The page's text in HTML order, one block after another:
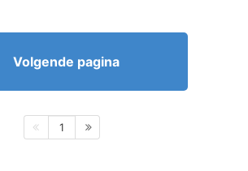
Volgende pagina
1